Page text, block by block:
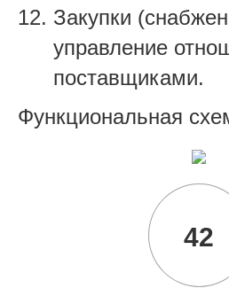
Закупки
управление
поставщиками.
Функциональная
42